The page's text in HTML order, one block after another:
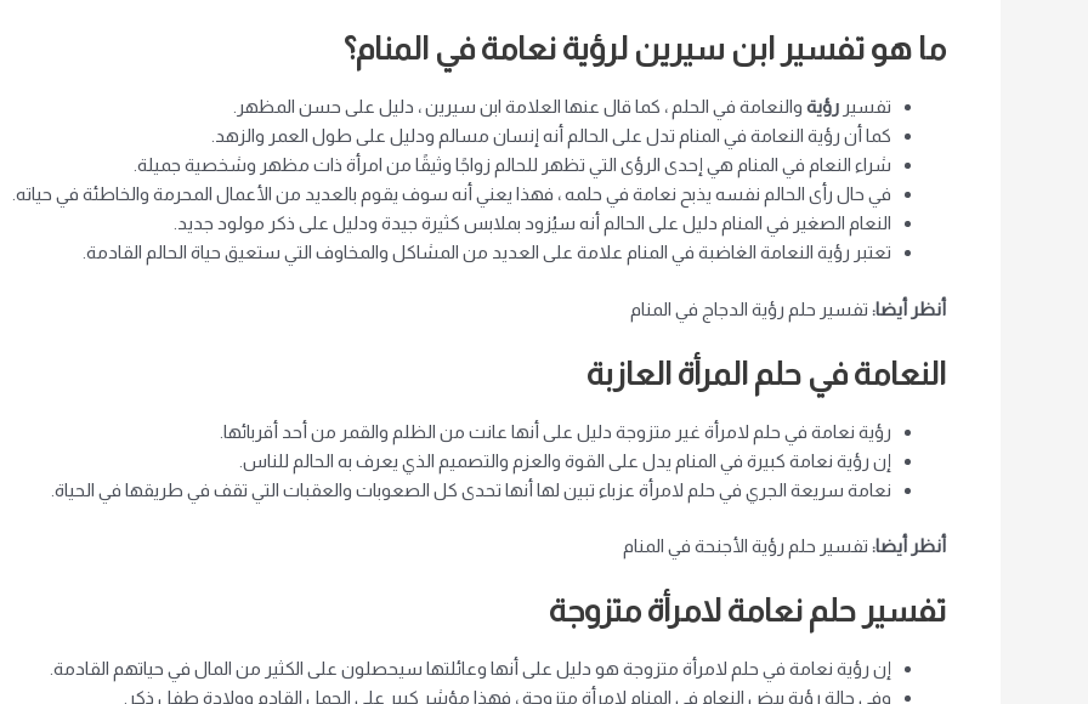
ما هو تفسير ابن سيرين لرؤية نعامة في المنام؟
تفسير رؤية والنعامة في الحلم ، كما قال عنها العلامة ابن سيرين ، دليل على حسن المظهر.
كما أن رؤية النعامة في المنام تدل على الحالم أنه إنسان مسالم ودليل على طول العمر والزهد.
شراء النعام في المنام هي إحدى الرؤى التي تظهر للحالم زواجًا وثيقًا من امرأة ذات مظهر وشخصية جميلة.
في حال رأى الحالم نفسه يذبح نعامة في حلمه ، فهذا يعني أنه سوف يقوم بالعديد من الأعمال المحرمة والخاطئة في حياته.
النعام الصغير في المنام دليل على الحالم أنه سيُزود بملابس كثيرة جيدة ودليل على ذكر مولود جديد.
تعتبر رؤية النعامة الغاضبة في المنام علامة على العديد من المشاكل والمخاوف التي ستعيق حياة الحالم القادمة.
أنظر أيضا: تفسير حلم رؤية الدجاج في المنام
النعامة في حلم المرأة العازبة
رؤية نعامة في حلم لامرأة غير متزوجة دليل على أنها عانت من الظلم والقمر من أحد أقربائها.
إن رؤية نعامة كبيرة في المنام يدل على القوة والعزم والتصميم الذي يعرف به الحالم للناس.
نعامة سريعة الجري في حلم لامرأة عزباء تبين لها أنها تحدى كل الصعوبات والعقبات التي تقف في طريقها في الحياة.
أنظر أيضا: تفسير حلم رؤية الأجنحة في المنام
تفسير حلم نعامة لامرأة متزوجة
إن رؤية نعامة في حلم لامرأة متزوجة هو دليل على أنها وعائلتها سيحصلون على الكثير من المال في حياتهم القادمة.
وفي حالة رؤية بيض النعام في المنام لامرأة متزوجة ، فهذا مؤشر كبير على الحمل القادم وولادة طفل ذكر.